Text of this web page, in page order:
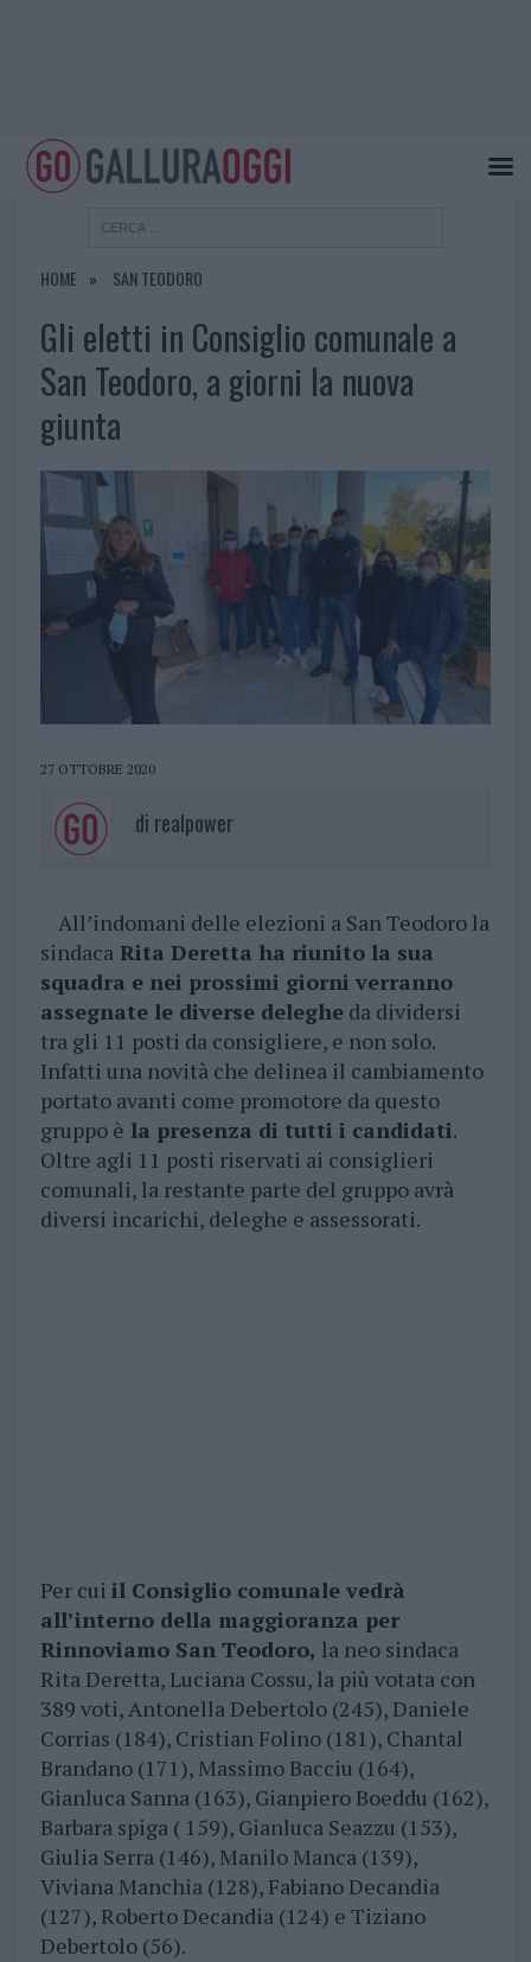
HOME SAN TEODORO
Gli eletti in Consiglio comunale a
San Teodoro, a giorni la nuova
giunta
27 OTTOBRE 2020
di realpower
All’indomani delle elezioni a San Teodoro la
sindacaRita Deretta ha riunito la sua
squadra e nei prossimi giorni verranno
assegnate le diverse delegheda dividersi
tra gli 11 posti da consigliere, e non solo.
Infatti una novità che delinea il cambiamento
portato avanti come promotore da questo
gruppo è la presenza di tutti i candidati.
Oltre agli 11 posti riservati ai consiglieri
comunali, la restante parte del gruppo avrà
diversi incarichi, deleghe e assessorati.
Per cui il Consiglio comunale vedrà
all’interno della maggioranza per
Rinnoviamo San Teodoro, la neo sindaca
Rita Deretta, Luciana Cossu, la più votata con
389 voti, Antonella Debertolo (245), Daniele
Corrias (184), Cristian Folino (181), Chantal
Brandano (171), Massimo Bacciu (164),
Gianluca Sanna (163), Gianpiero Boeddu (162),
Barbara spiga ( 159), Gianluca Seazzu (153),
Giulia Serra (146), Manilo Manca (139),
Viviana Manchia (128), Fabiano Decandia
(127), Roberto Decandia (124) e Tiziano
Debertolo (56).